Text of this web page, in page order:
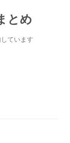
とめ
ています